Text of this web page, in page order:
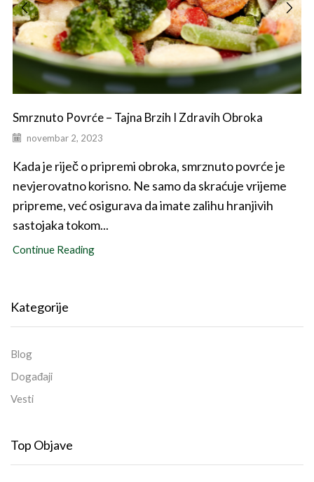
Smrznuto Povrće – Tajna Brzih I Zdravih Obroka
novembar 2, 2023
Kada je riječ o pripremi obroka, smrznuto povrće je
nevjerovatno korisno. Ne samo da skraćuje vrijeme
pripreme, već osigurava da imate zalihu hranjivih
sastojaka tokom...
Continue Reading
Kategorije
Blog
Događaji
Vesti
Top Objave